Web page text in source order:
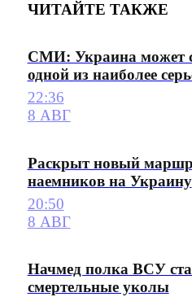
ЧИТАЙТЕ ТАКЖЕ
СМИ: Украина может
одной из наиболее
22:36
8 АВГ
Раскрыт новый
наемников на Украину
20:50
8 АВГ
Начмед полка ВСУ
смертельные уколы